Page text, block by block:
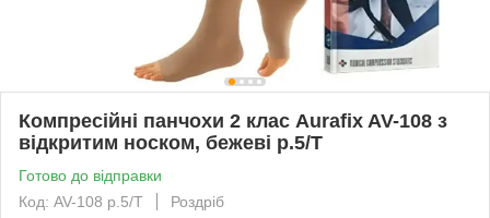
Компресійні панчохи 2 клас Aurafix AV-108 з
відкритим носком, бежеві р.5/T
Готово до відправки
Код: AV-108 р.5/T
Роздріб